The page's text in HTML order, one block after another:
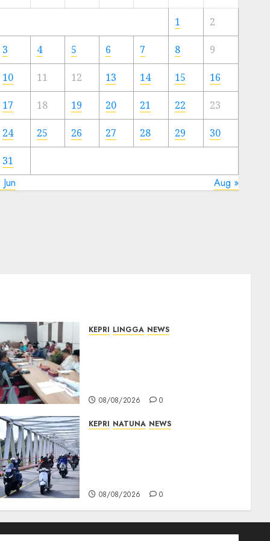
Artis
Kota
23/11/2024
0
1 2
3 4 5 6 7 8 9
10 11 12 13 14 15 16
17 18 19 20 21 22 23
24 25 26 27 28 29 30
31
Jun Aug »
KEPRI LINGGA NEWS
08/08/2026 0
KEPRI NATUNA NEWS
08/08/2026 0